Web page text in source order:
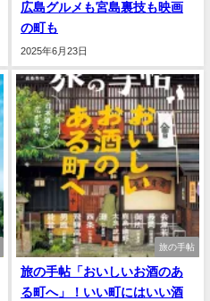
広島グルメも宮島裏技も映画
の町も
2025年6月23日
旅の手帖
旅の手帖「おいしいお酒のあ
る町へ」！いい町にはいい酒